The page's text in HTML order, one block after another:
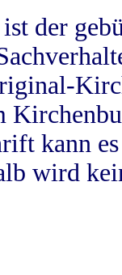
der
kann
wird